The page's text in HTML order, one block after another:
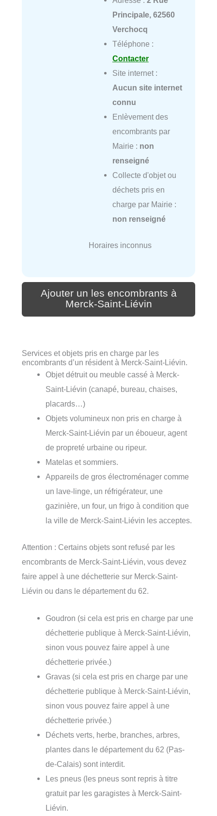
Principale, 62560
Verchocq
Téléphone :
Contacter
Site internet :
Aucun site internet
connu
Enlèvement des
encombrants par
Mairie : non
renseigné
Collecte d'objet ou
déchets pris en
charge par Mairie :
non renseigné
Horaires inconnus
Ajouter un les encombrants à
Merck-Saint-Liévin
Services et objets pris en charge par les
encombrants d’un résident à Merck-Saint-Liévin.
Objet détruit ou meuble cassé à Merck-
Saint-Liévin (canapé, bureau, chaises,
placards…)
Objets volumineux non pris en charge à
Merck-Saint-Liévin par un éboueur, agent
de propreté urbaine ou ripeur.
Matelas et sommiers.
Appareils de gros électroménager comme
un lave-linge, un réfrigérateur, une
gazinière, un four, un frigo à condition que
la ville de Merck-Saint-Liévin les acceptes.
Attention : Certains objets sont refusé par les
encombrants de Merck-Saint-Liévin, vous devez
faire appel à une déchetterie sur Merck-Saint-
Liévin ou dans le département du 62.
Goudron (si cela est pris en charge par une
déchetterie publique à Merck-Saint-Liévin,
sinon vous pouvez faire appel à une
déchetterie privée.)
Gravas (si cela est pris en charge par une
déchetterie publique à Merck-Saint-Liévin,
sinon vous pouvez faire appel à une
déchetterie privée.)
Déchets verts, herbe, branches, arbres,
plantes dans le département du 62 (Pas-
de-Calais) sont interdit.
Les pneus (les pneus sont repris à titre
gratuit par les garagistes à Merck-Saint-
Liévin.